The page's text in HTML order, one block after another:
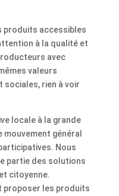
produits accessibles
à la qualité et
avec
valeurs
sociales, rien à voir
locale à la grande
général
Nous
partie des solutions
citoyenne.
proposer les produits